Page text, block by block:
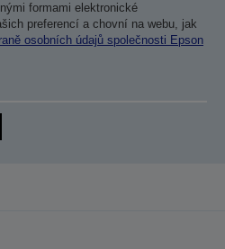
formami elektronické
preferencí a chovní na webu, jak
osobních údajů společnosti Epson